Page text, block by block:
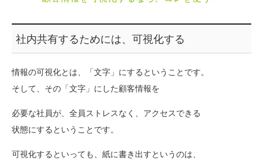
社内共有するためには、可視化する
情報の可視化とは、「文字」にするということです。
そして、その「文字」にした顧客情報を
必要な社員が、全員ストレスなく、アクセスできる
状態にするということです。
可視化するといっても、紙に書き出すというのは、